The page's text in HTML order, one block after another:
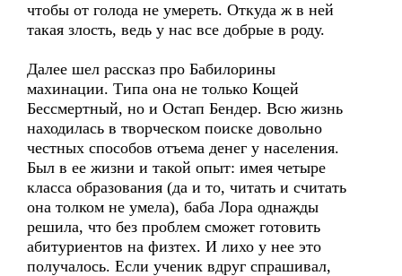
чтобы от голода не умереть. Откуда ж в ней
такая злость, ведь у нас все добрые в роду.
Далее шел рассказ про Бабилорины
махинации. Типа она не только Кощей
Бессмертный, но и Остап Бендер. Всю жизнь
находилась в творческом поиске довольно
честных способов отъема денег у населения.
Был в ее жизни и такой опыт: имея четыре
класса образования (да и то, читать и считать
она толком не умела), баба Лора однажды
решила, что без проблем сможет готовить
абитуриентов на физтех. И лихо у нее это
получалось. Если ученик вдруг спрашивал,